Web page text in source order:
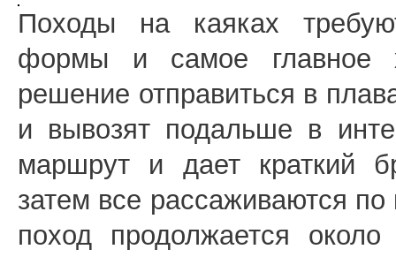
Походы на каяках
формы и самое главное
решение отправиться в
и вывозят подальше в
маршрут и дает краткий
затем все рассаживаются
поход продолжается